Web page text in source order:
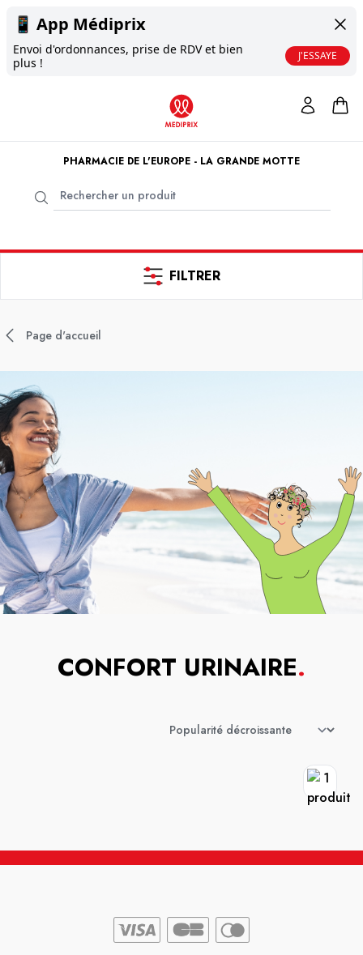
📱 App Médiprix
Envoi d'ordonnances, prise de RDV et bien
plus !
J'ESSAYE
PHARMACIE DE L'EUROPE - LA GRANDE MOTTE
FILTRER
Page d'accueil
CONFORT URINAIRE.